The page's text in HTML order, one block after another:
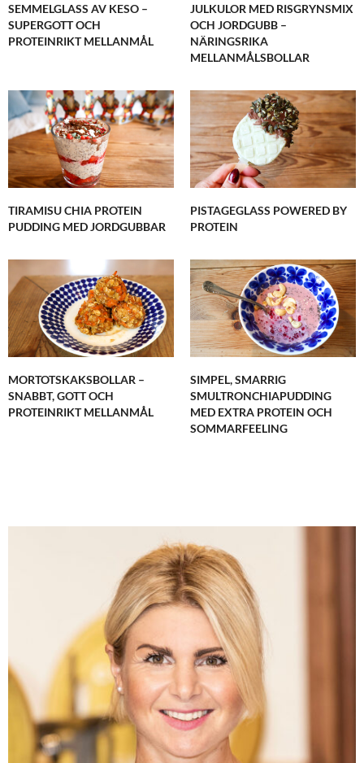
SEMMELGLASS AV KESO –
SUPERGOTT OCH
PROTEINRIKT MELLANMÅL
JULKULOR MED RISGRYNSMIX
OCH JORDGUBB –
NÄRINGSRIKA
MELLANMÅLSBOLLAR
TIRAMISU CHIA PROTEIN
PUDDING MED JORDGUBBAR
PISTAGEGLASS POWERED BY
PROTEIN
MORTOTSKAKSBOLLAR –
SNABBT, GOTT OCH
PROTEINRIKT MELLANMÅL
SIMPEL, SMARRIG
SMULTRONCHIAPUDDING
MED EXTRA PROTEIN OCH
SOMMARFEELING